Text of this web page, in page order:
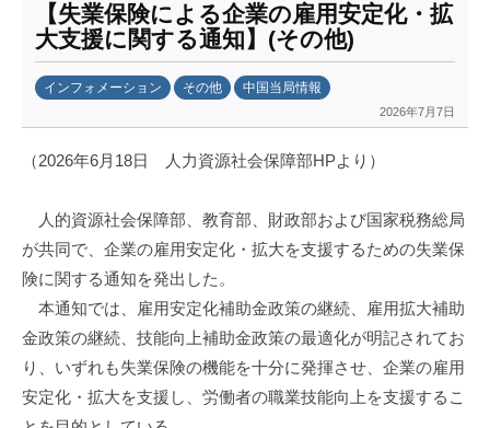
投
資
進
機
構
【失業保険による企業の雇用安定化・拡
大支援に関する通知】(その他)
インフォメーション その他 中国当局情報
2026年7月7日
日
投
資
促
進
構
(
j
（2026年6月18日 人力資源社会保障部HPより）
人的資源社会保障部、教育部、財政部および国家税務総局
が共同で、企業の雇用安定化・拡大を支援するための失業保
険に関する通知を発出した。
本通知では、雇用安定化補助金政策の継続、雇用拡大補助
金政策の継続、技能向上補助金政策の最適化が明記されてお
り、いずれも失業保険の機能を十分に発揮させ、企業の雇用
安定化・拡大を支援し、労働者の職業技能向上を支援するこ
進
機
構